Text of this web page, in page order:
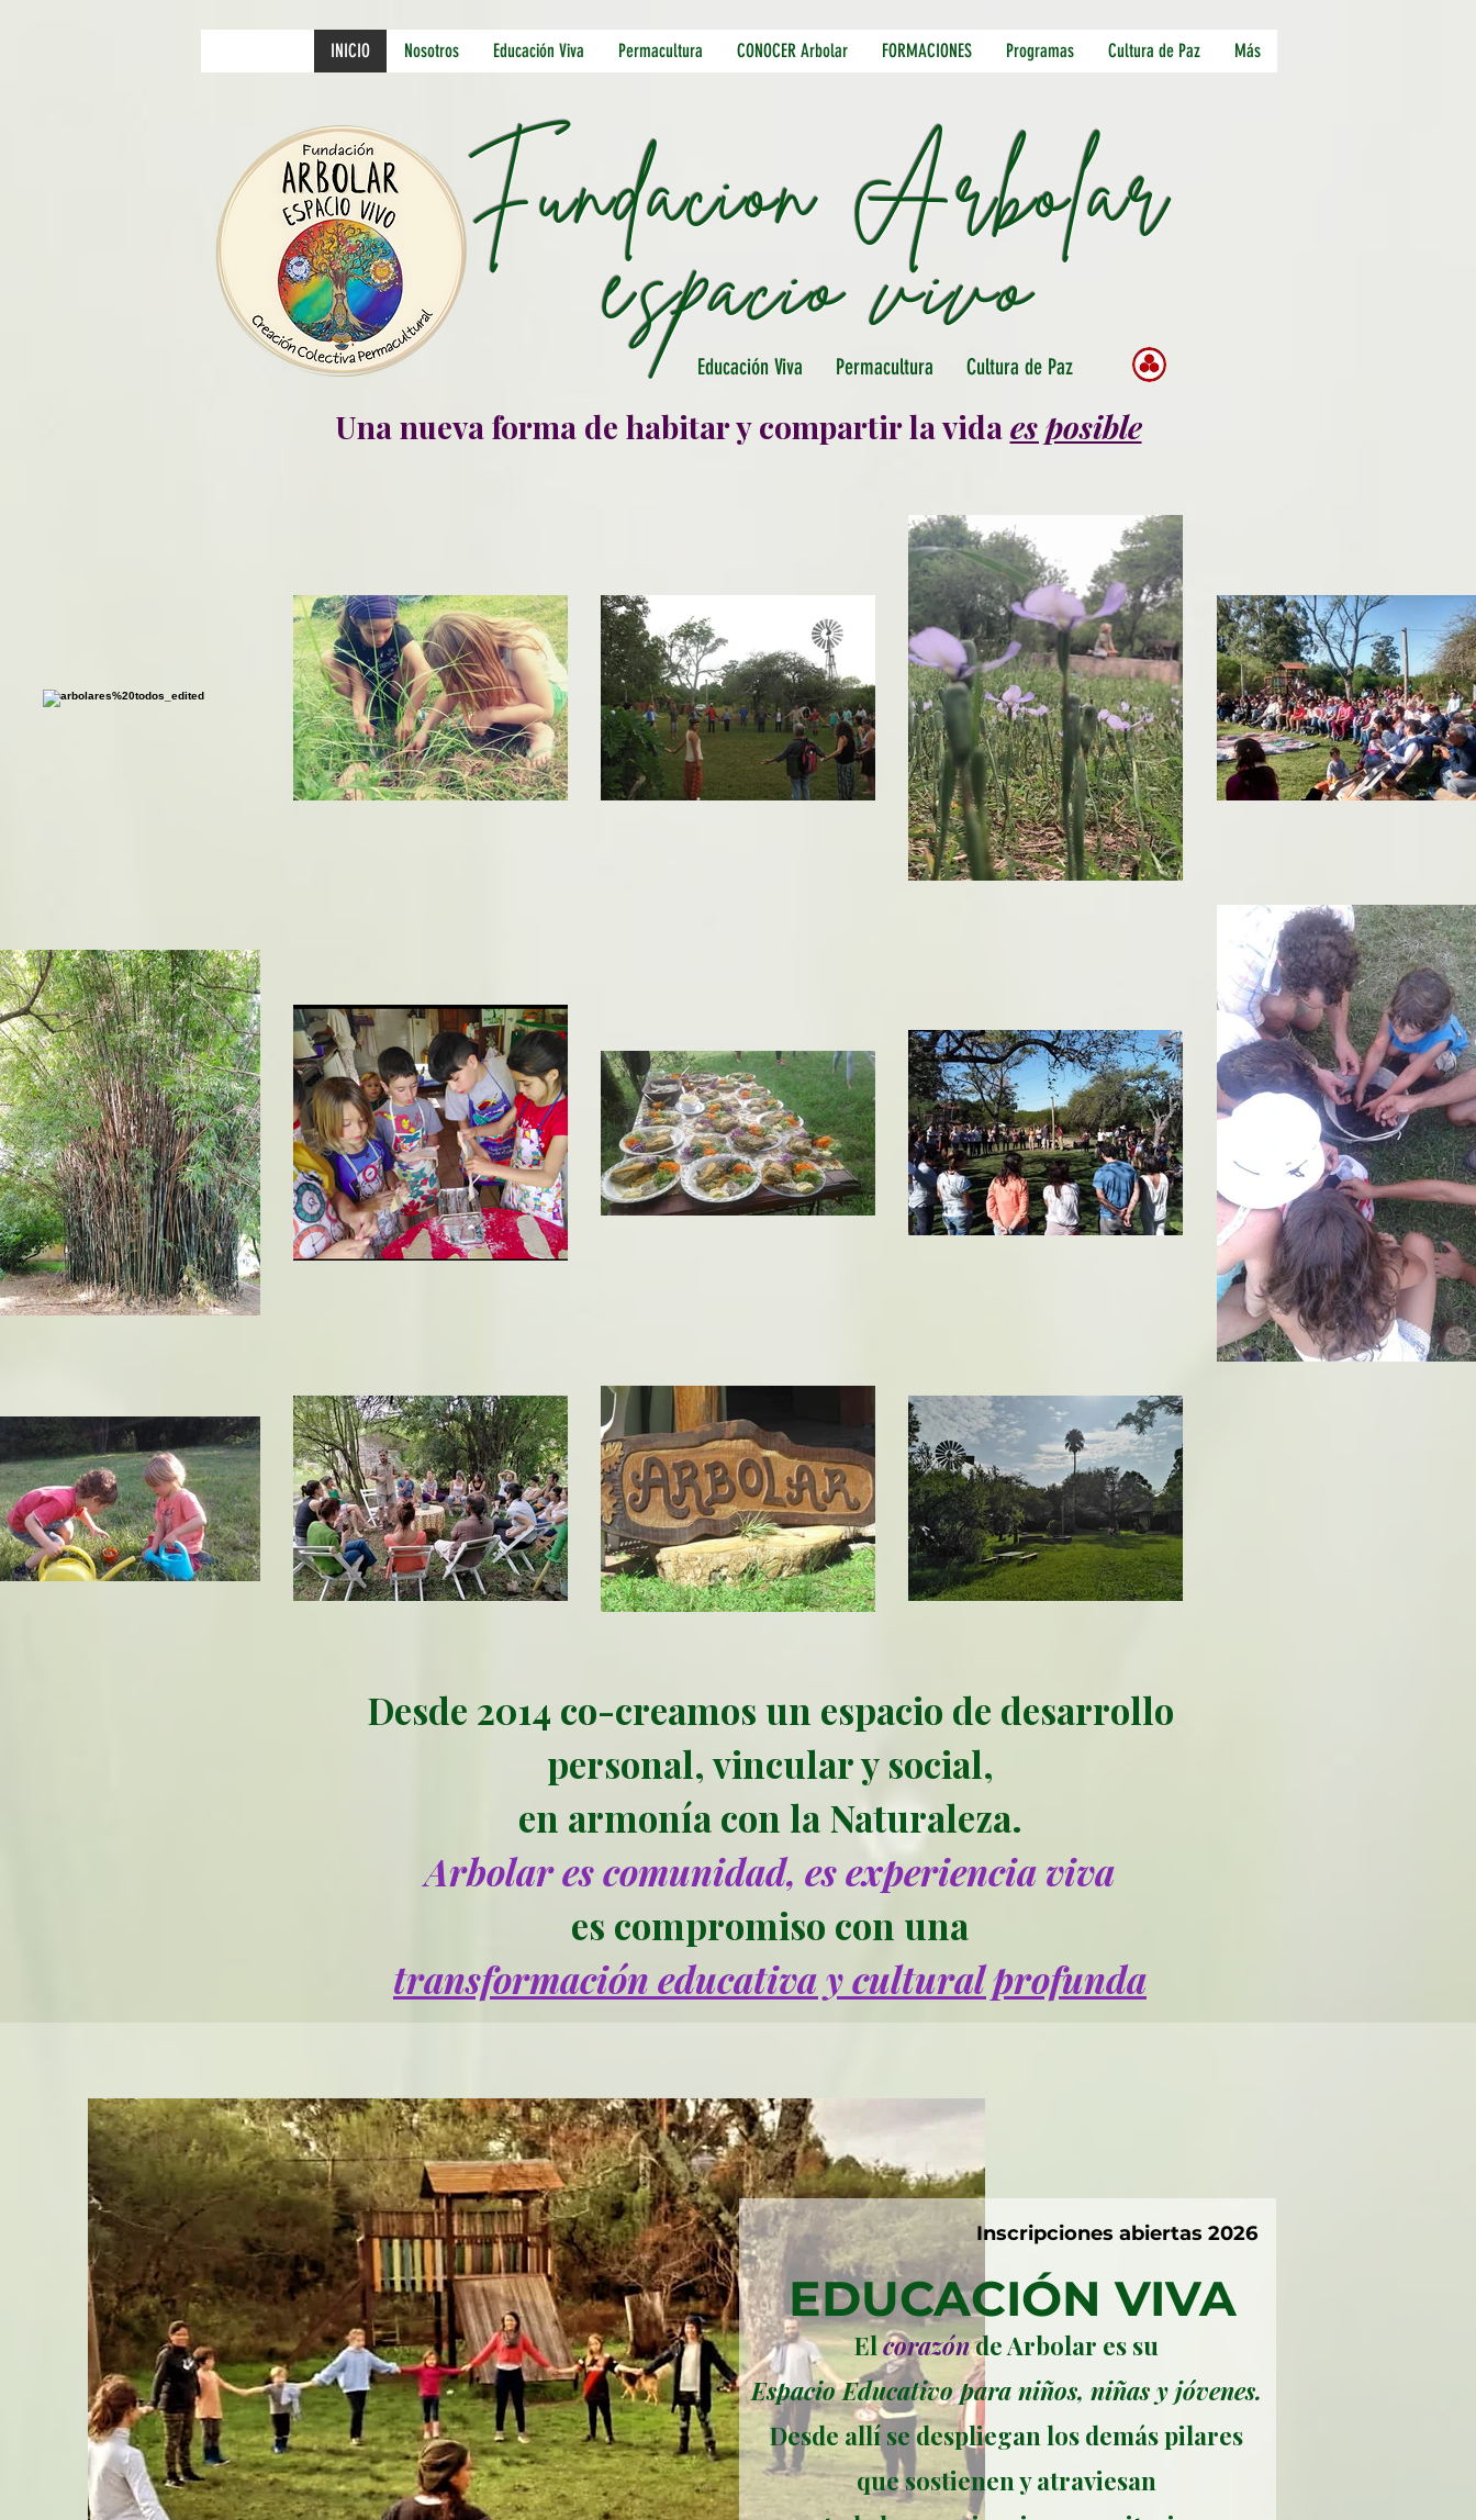
INICIO Nosotros Educación Viva Permacultura CONOCER Arbolar FORMACIONES Programas Cultura de Paz Más
Fundacion Arbolar
espacio vivo
Educación Viva Permacultura Cultura de Paz
Una nueva forma de habitar y compartir la vidaes posible
Desde 2014 co-creamos un espacio de desarrollo
personal, vincular y social,
en armonía con la Naturaleza.
Arbolar es comunidad, es experiencia viva
es compromiso con una
transformación educativa y cultural profunda
Inscripciones abiertas 2026
EDUCACIÓN VIVA
Elcorazónde Arbolar es su
Espacio Educativo para niños, niñas y jóvenes.
Desde allí se despliegan los demás pilares
que sostienen y atraviesan